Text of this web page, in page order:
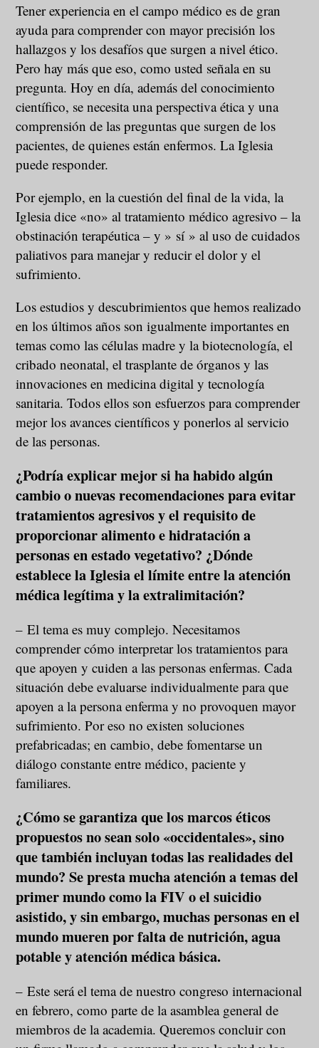
Tener experiencia en el campo médico es de gran
ayuda para comprender con mayor precisión los
hallazgos y los desafíos que surgen a nivel ético.
Pero hay más que eso, como usted señala en su
pregunta. Hoy en día, además del conocimiento
científico, se necesita una perspectiva ética y una
comprensión de las preguntas que surgen de los
pacientes, de quienes están enfermos. La Iglesia
puede responder.
Por ejemplo, en la cuestión del final de la vida, la
Iglesia dice «no» al tratamiento médico agresivo – la
obstinación terapéutica – y » sí » al uso de cuidados
paliativos para manejar y reducir el dolor y el
sufrimiento.
Los estudios y descubrimientos que hemos realizado
en los últimos años son igualmente importantes en
temas como las células madre y la biotecnología, el
cribado neonatal, el trasplante de órganos y las
innovaciones en medicina digital y tecnología
sanitaria. Todos ellos son esfuerzos para comprender
mejor los avances científicos y ponerlos al servicio
de las personas.
¿Podría explicar mejor si ha habido algún
cambio o nuevas recomendaciones para evitar
tratamientos agresivos y el requisito de
proporcionar alimento e hidratación a
personas en estado vegetativo? ¿Dónde
establece la Iglesia el límite entre la atención
médica legítima y la extralimitación?
– El tema es muy complejo. Necesitamos
comprender cómo interpretar los tratamientos para
que apoyen y cuiden a las personas enfermas. Cada
situación debe evaluarse individualmente para que
apoyen a la persona enferma y no provoquen mayor
sufrimiento. Por eso no existen soluciones
prefabricadas; en cambio, debe fomentarse un
diálogo constante entre médico, paciente y
familiares.
¿Cómo se garantiza que los marcos éticos
propuestos no sean solo «occidentales», sino
que también incluyan todas las realidades del
mundo? Se presta mucha atención a temas del
primer mundo como la FIV o el suicidio
asistido, y sin embargo, muchas personas en el
mundo mueren por falta de nutrición, agua
potable y atención médica básica.
– Este será el tema de nuestro congreso internacional
en febrero, como parte de la asamblea general de
miembros de la academia. Queremos concluir con